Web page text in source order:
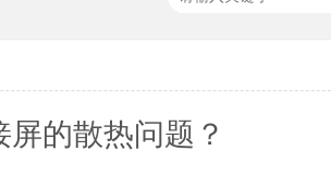
的散热问题？